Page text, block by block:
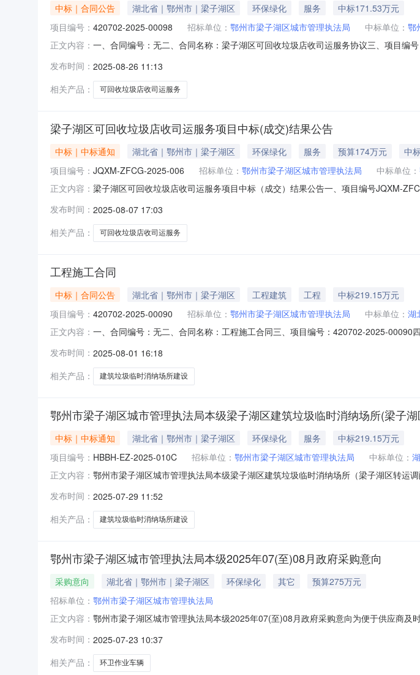
中标｜合同公告 湖北省｜鄂州市｜梁子湖区 环保绿化 服务
中标171.53万元
项目编号： 420702-2025-00098 招标单位： 鄂州市梁子湖区城市管理执法局 中标单位： 鄂
正文内容： 一、合同编号：无二、合同名称：梁子湖区可回收垃圾店收司运服务协议三、项目
限公司5、地址：梁子湖区6、联系方式：13908683588六、合同主要信息1、主要标
主
发布时间： 2025-08-26 11:13
相关产品：
可回收垃圾店收司运服务
梁子湖区可回收垃圾店收司运服务项目中标(成交)结果公告
中标｜中标通知 湖北省｜鄂州市｜梁子湖区 环保绿化 服务 预算174万元
中
项目编号： JQXM-ZFCG-2025-006 招标单位： 鄂州市梁子湖区城市管理执法局 中标单位：
正文内容： 梁子湖区可回收垃圾店收司运服务项目中标（成交）结果公告一、项目编号JQXM-
元)综合评分法：80.67（分）服务类名称：梁子湖区可回收垃圾店收司运服务项目服
发布时间： 2025-08-07 17:03
相关产品：
可回收垃圾店收司运服务
工程施工合同
中标｜合同公告 湖北省｜鄂州市｜梁子湖区 工程建筑 工程
中标219.15万元
项目编号： 420702-2025-00090 招标单位： 鄂州市梁子湖区城市管理执法局 中标单位： 湖
正文内容： 一、合同编号：无二、合同名称：工程施工合同三、项目编号：420702-2025-
址：鄂州市武昌大道497号东方名居6、7、8号楼2-01铺联系方式：13886328788六
目
发布时间： 2025-08-01 16:18
相关产品：
建筑垃圾临时消纳场所建设
鄂州市梁子湖区城市管理执法局本级梁子湖区建筑垃圾临时消纳场所(梁子
中标｜中标通知 湖北省｜鄂州市｜梁子湖区 环保绿化 服务
中标219.15万元
项目编号： HBBH-EZ-2025-010C 招标单位： 鄂州市梁子湖区城市管理执法局 中标单位：
正文内容： 鄂州市梁子湖区城市管理执法局本级梁子湖区建筑垃圾临时消纳场所（梁子湖区转
所（梁子湖区转运调配场）建设项目四、中标（成交）信息供应商名称：湖北凡人建
发布时间： 2025-07-29 11:52
相关产品：
建筑垃圾临时消纳场所建设
鄂州市梁子湖区城市管理执法局本级2025年07(至)08月政府采购意向
采购意向 湖北省｜鄂州市｜梁子湖区 环保绿化 其它
预算275万元
招标单位： 鄂州市梁子湖区城市管理执法局
正文内容： 鄂州市梁子湖区城市管理执法局本级2025年07(至)08月政府采购意向为便于供应商
月）备注1梁子湖区环卫作业车辆购置项目采购内容:其他车辆采购数量:15辆主要功能
是本单位
发布时间： 2025-07-23 10:37
相关产品：
环卫作业车辆